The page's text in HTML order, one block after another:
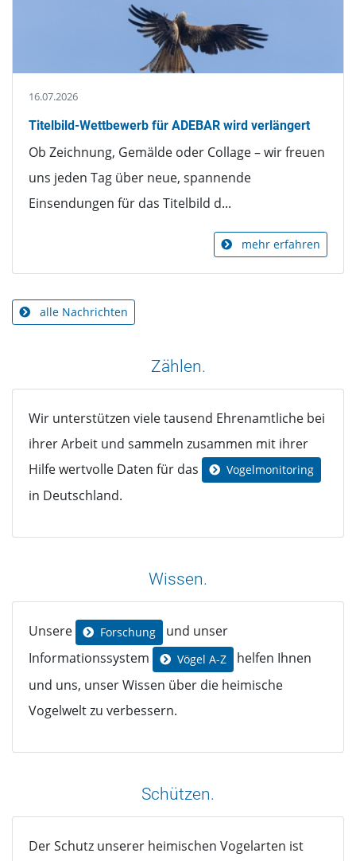
16.07.2026
Titelbild-Wettbewerb für ADEBAR wird verlängert
Ob Zeichnung, Gemälde oder Collage – wir freuen
uns jeden Tag über neue, spannende
Einsendungen für das Titelbild d...
mehr erfahren
alle Nachrichten
Zählen.
Wir unterstützen viele tausend Ehrenamtliche bei
ihrer Arbeit und sammeln zusammen mit ihrer
Hilfe wertvolle Daten für das
Vogelmonitoring
in Deutschland.
Wissen.
Unsere Forschung
und unser
Informationssystem
Vögel A-Z
helfen Ihnen
und uns, unser Wissen über die heimische
Vogelwelt zu verbessern.
Schützen.
Der Schutz unserer heimischen Vogelarten ist